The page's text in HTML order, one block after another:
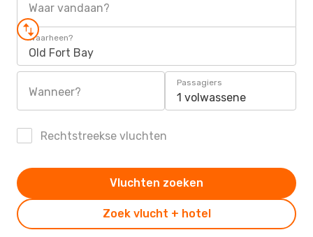
Waar vandaan?
Waarheen?
Old Fort Bay
Wanneer?
Passagiers
1 volwassene
Rechtstreekse vluchten
Zoek vlucht + hotel
Vluchten zoeken